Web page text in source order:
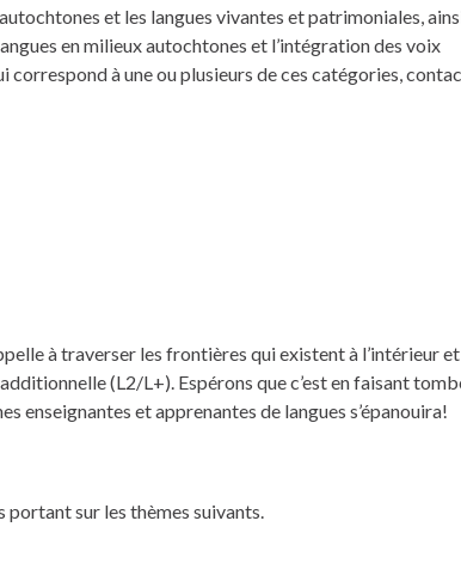
et les langues vivantes et patrimoniales,
en milieux autochtones et l’intégration des voix
correspond à une ou plusieurs de ces catégories,
à traverser les frontières qui existent à l’intérieur
(L2/L+). Espérons que c’est en faisant
enseignantes et apprenantes de langues s’épanouira!
sur les thèmes suivants.